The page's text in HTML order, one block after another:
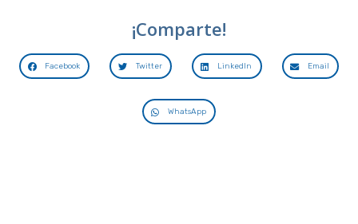
¡Comparte!
Facebook Twitter LinkedIn Email
WhatsApp